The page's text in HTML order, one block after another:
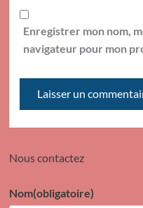
Enregistrer mon nom,
navigateur pour mon
Nous contactez
Nom(obligatoire)